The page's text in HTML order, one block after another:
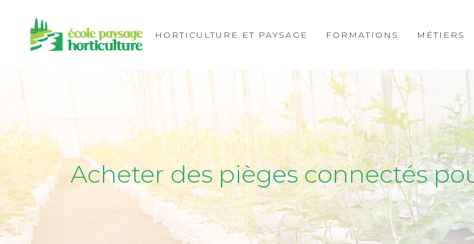
HORTICULTURE ET PAYSAGE FORMATIONS MÉTIERS
Acheter des pièges connectés